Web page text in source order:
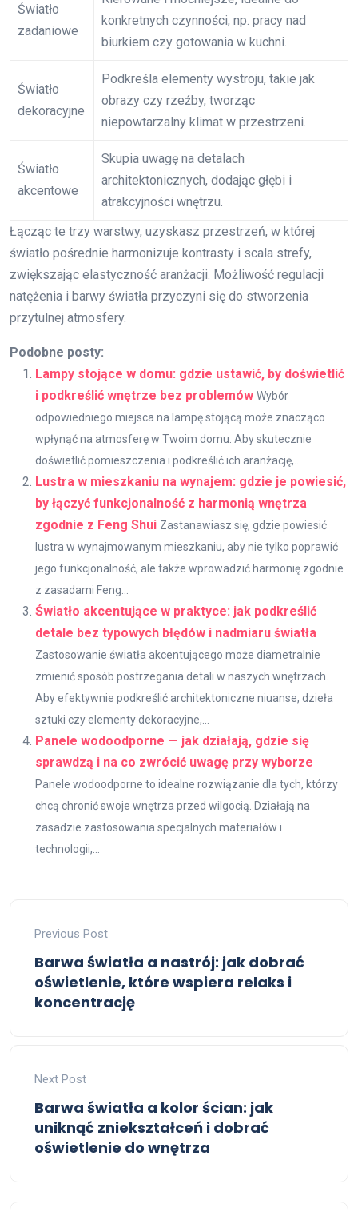
Światło
zadaniowe
konkretnych czynności, np. pracy nad
biurkiem czy gotowania w kuchni.
Światło
dekoracyjne
Podkreśla elementy wystroju, takie jak
obrazy czy rzeźby, tworząc
niepowtarzalny klimat w przestrzeni.
Światło
akcentowe
Skupia uwagę na detalach
architektonicznych, dodając głębi i
atrakcyjności wnętrzu.
Łącząc te trzy warstwy, uzyskasz przestrzeń, w której
światło pośrednie harmonizuje kontrasty i scala strefy,
zwiększając elastyczność aranżacji. Możliwość regulacji
natężenia i barwy światła przyczyni się do stworzenia
przytulnej atmosfery.
Podobne posty:
Lampy stojące w domu: gdzie ustawić, by doświetlić
i podkreślić wnętrze bez problemów Wybór
odpowiedniego miejsca na lampę stojącą może znacząco
wpłynąć na atmosferę w Twoim domu. Aby skutecznie
doświetlić pomieszczenia i podkreślić ich aranżację,...
Lustra w mieszkaniu na wynajem: gdzie je powiesić,
by łączyć funkcjonalność z harmonią wnętrza
zgodnie z Feng Shui Zastanawiasz się, gdzie powiesić
lustra w wynajmowanym mieszkaniu, aby nie tylko poprawić
jego funkcjonalność, ale także wprowadzić harmonię zgodnie
z zasadami Feng...
Światło akcentujące w praktyce: jak podkreślić
detale bez typowych błędów i nadmiaru światła
Zastosowanie światła akcentującego może diametralnie
zmienić sposób postrzegania detali w naszych wnętrzach.
Aby efektywnie podkreślić architektoniczne niuanse, dzieła
sztuki czy elementy dekoracyjne,...
Panele wodoodporne — jak działają, gdzie się
sprawdzą i na co zwrócić uwagę przy wyborze
Panele wodoodporne to idealne rozwiązanie dla tych, którzy
chcą chronić swoje wnętrza przed wilgocią. Działają na
zasadzie zastosowania specjalnych materiałów i
technologii,...
Previous Post
Barwa światła a nastrój: jak dobrać
oświetlenie, które wspiera relaks i
koncentrację
Next Post
Barwa światła a kolor ścian: jak
uniknąć zniekształceń i dobrać
oświetlenie do wnętrza